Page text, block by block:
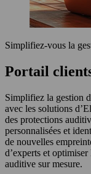
Simplifiez-vous la
Portail
Simplifiez la gestion
avec les solutions
des protections
personnalisées et
de nouvelles
d’experts et
auditive sur mesure.